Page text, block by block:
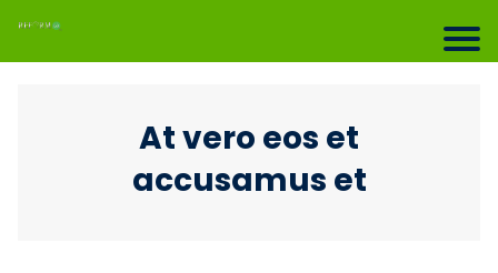
At vero eos et
accusamus et